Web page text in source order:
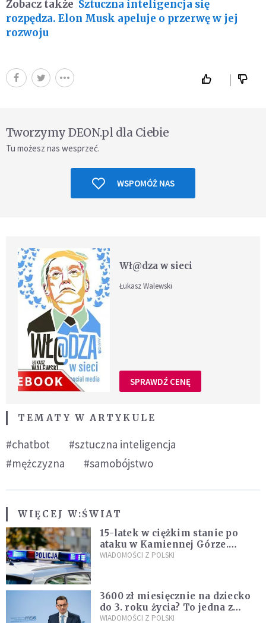
Zobacz także Sztuczna inteligencja się
rozpędza. Elon Musk apeluje o przerwę w jej
rozwoju
Tworzymy DEON.pl dla Ciebie
Tu możesz nas wesprzeć.
WSPOMÓŻ NAS
Wł@dza w sieci
Łukasz Walewski
SPRAWDŹ CENĘ
TEMATY W ARTYKULE
#chatbot
#sztuczna inteligencja
#mężczyzna
#samobójstwo
WIĘCEJ W:ŚWIAT
15-latek w ciężkim stanie po
ataku w Kamiennej Górze.
Policja zatrzymała dwóch
WIADOMOŚCI Z POLSKI
3600 zł miesięcznie na dziecko
do 3. roku życia? To jedna z
propozycji programu "Rozwój
WIADOMOŚCI Z POLSKI